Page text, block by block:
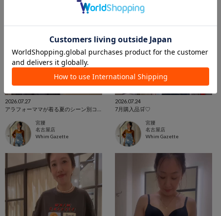
2026.07.27
宮腰
名古屋店
Whim Gazette
2026.07.24
7月購入品🛒♡
宮腰
名古屋店
Whim Gazette